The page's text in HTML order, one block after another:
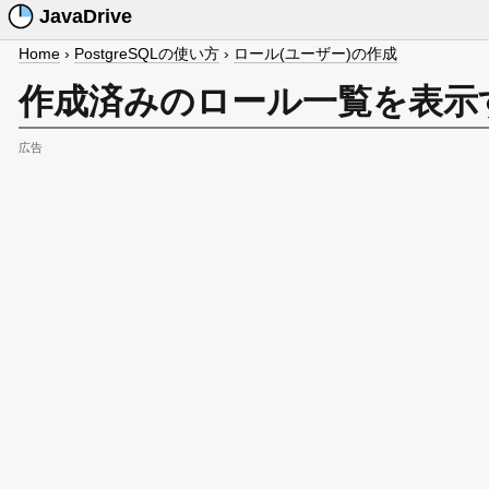
JavaDrive
Home › PostgreSQLの使い方 › ロール(ユーザー)の作成
作成済みのロール一覧を表示
広告